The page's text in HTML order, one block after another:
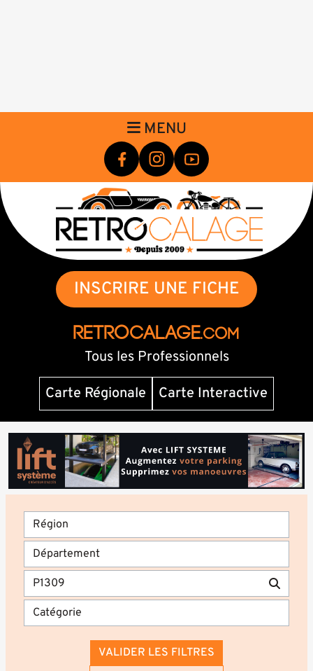
MENU
INSCRIRE UNE FICHE
RETROCALAGE.com
Tous les Professionnels
Carte Régionale
Carte Interactive
VALIDER LES FILTRES